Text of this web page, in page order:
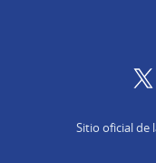
Sitio oficial de